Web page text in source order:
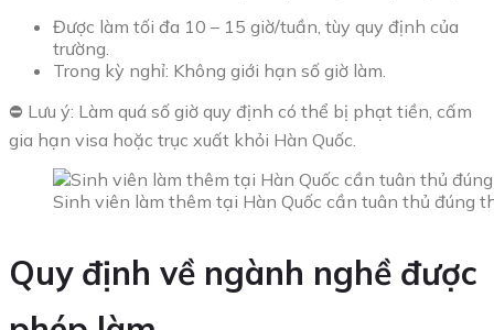
Được làm tối đa 10 – 15 giờ/tuần, tùy quy định của
trường.
Trong kỳ nghỉ: Không giới hạn số giờ làm.
⛔ Lưu ý: Làm quá số giờ quy định có thể bị phạt tiền, cấm
gia hạn visa hoặc trục xuất khỏi Hàn Quốc.
Sinh viên làm thêm tại Hàn Quốc cần tuân thủ đúng
Quy định về ngành nghề được